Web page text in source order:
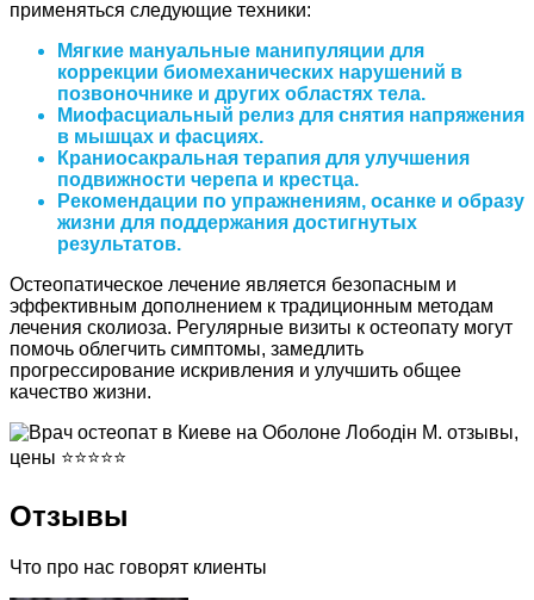
применяться следующие техники:
Мягкие мануальные манипуляции для
коррекции биомеханических нарушений в
позвоночнике и других областях тела.
Миофасциальный релиз для снятия напряжения
в мышцах и фасциях.
Краниосакральная терапия для улучшения
подвижности черепа и крестца.
Рекомендации по упражнениям, осанке и образу
жизни для поддержания достигнутых
результатов.
Остеопатическое лечение является безопасным и
эффективным дополнением к традиционным методам
лечения сколиоза. Регулярные визиты к остеопату могут
помочь облегчить симптомы, замедлить
прогрессирование искривления и улучшить общее
качество жизни.
Отзывы
Что про нас говорят клиенты